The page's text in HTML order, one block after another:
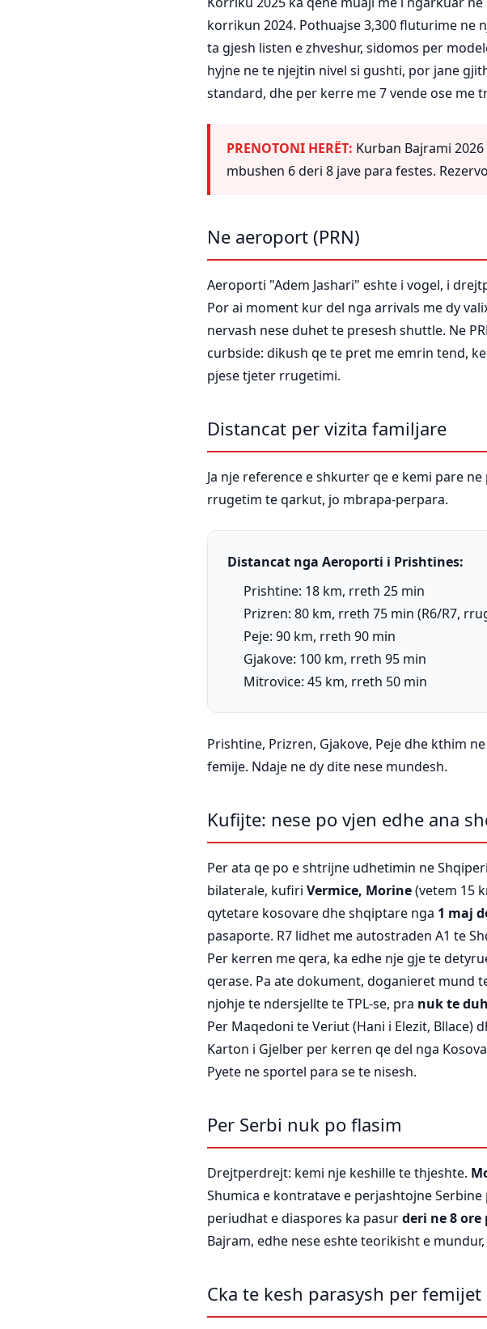
korrikun 2024. Pothuajse 3,300 fluturime
ta gjesh listen e zhveshur, sidomos per
hyjne ne te njejtin nivel si gushti, por jane
standard, dhe per kerre me 7 vende ose me
PRENOTONI HERËT: Kurban Bajrami
mbushen 6 deri 8 jave para festes.
Ne aeroport (PRN)
Aeroporti "Adem Jashari" eshte i vogel, i
Por ai moment kur del nga arrivals me dy
nervash nese duhet te presesh shuttle. Ne
curbside: dikush qe te pret me emrin tend,
pjese tjeter rrugetimi.
Distancat per vizita familjare
Ja nje reference e shkurter qe e kemi pare
rrugetim te qarkut, jo mbrapa-perpara.
Distancat nga Aeroporti i Prishtines:
Prishtine: 18 km, rreth 25 min
Prizren: 80 km, rreth 75 min (R6/R7,
Peje: 90 km, rreth 90 min
Gjakove: 100 km, rreth 95 min
Mitrovice: 45 km, rreth 50 min
Prishtine, Prizren, Gjakove, Peje dhe kthim
femije. Ndaje ne dy dite nese mundesh.
Kufijte: nese po vjen edhe ana
Per ata qe po e shtrijne udhetimin ne
bilaterale, kufiri Vermice, Morine(vetem 15
qytetare kosovare dhe shqiptare nga 1 maj
pasaporte. R7 lidhet me autostraden A1 te
Per kerren me qera, ka edhe nje gje te
qerase. Pa ate dokument, doganieret mund
njohje te ndersjellte te TPL-se, pra nuk te
Per Maqedoni te Veriut (Hani i Elezit, Bllace)
Karton i Gjelber per kerren qe del nga
Pyete ne sportel para se te nisesh.
Per Serbi nuk po flasim
Drejtperdrejt: kemi nje keshille te thjeshte.
Shumica e kontratave e perjashtojne
periudhat e diaspores ka pasurderi ne 8
Bajram, edhe nese eshte teorikisht e
Cka te kesh parasysh per